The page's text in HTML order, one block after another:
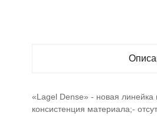
«Lagel Dense» - новая линейка
консистенция материала;-